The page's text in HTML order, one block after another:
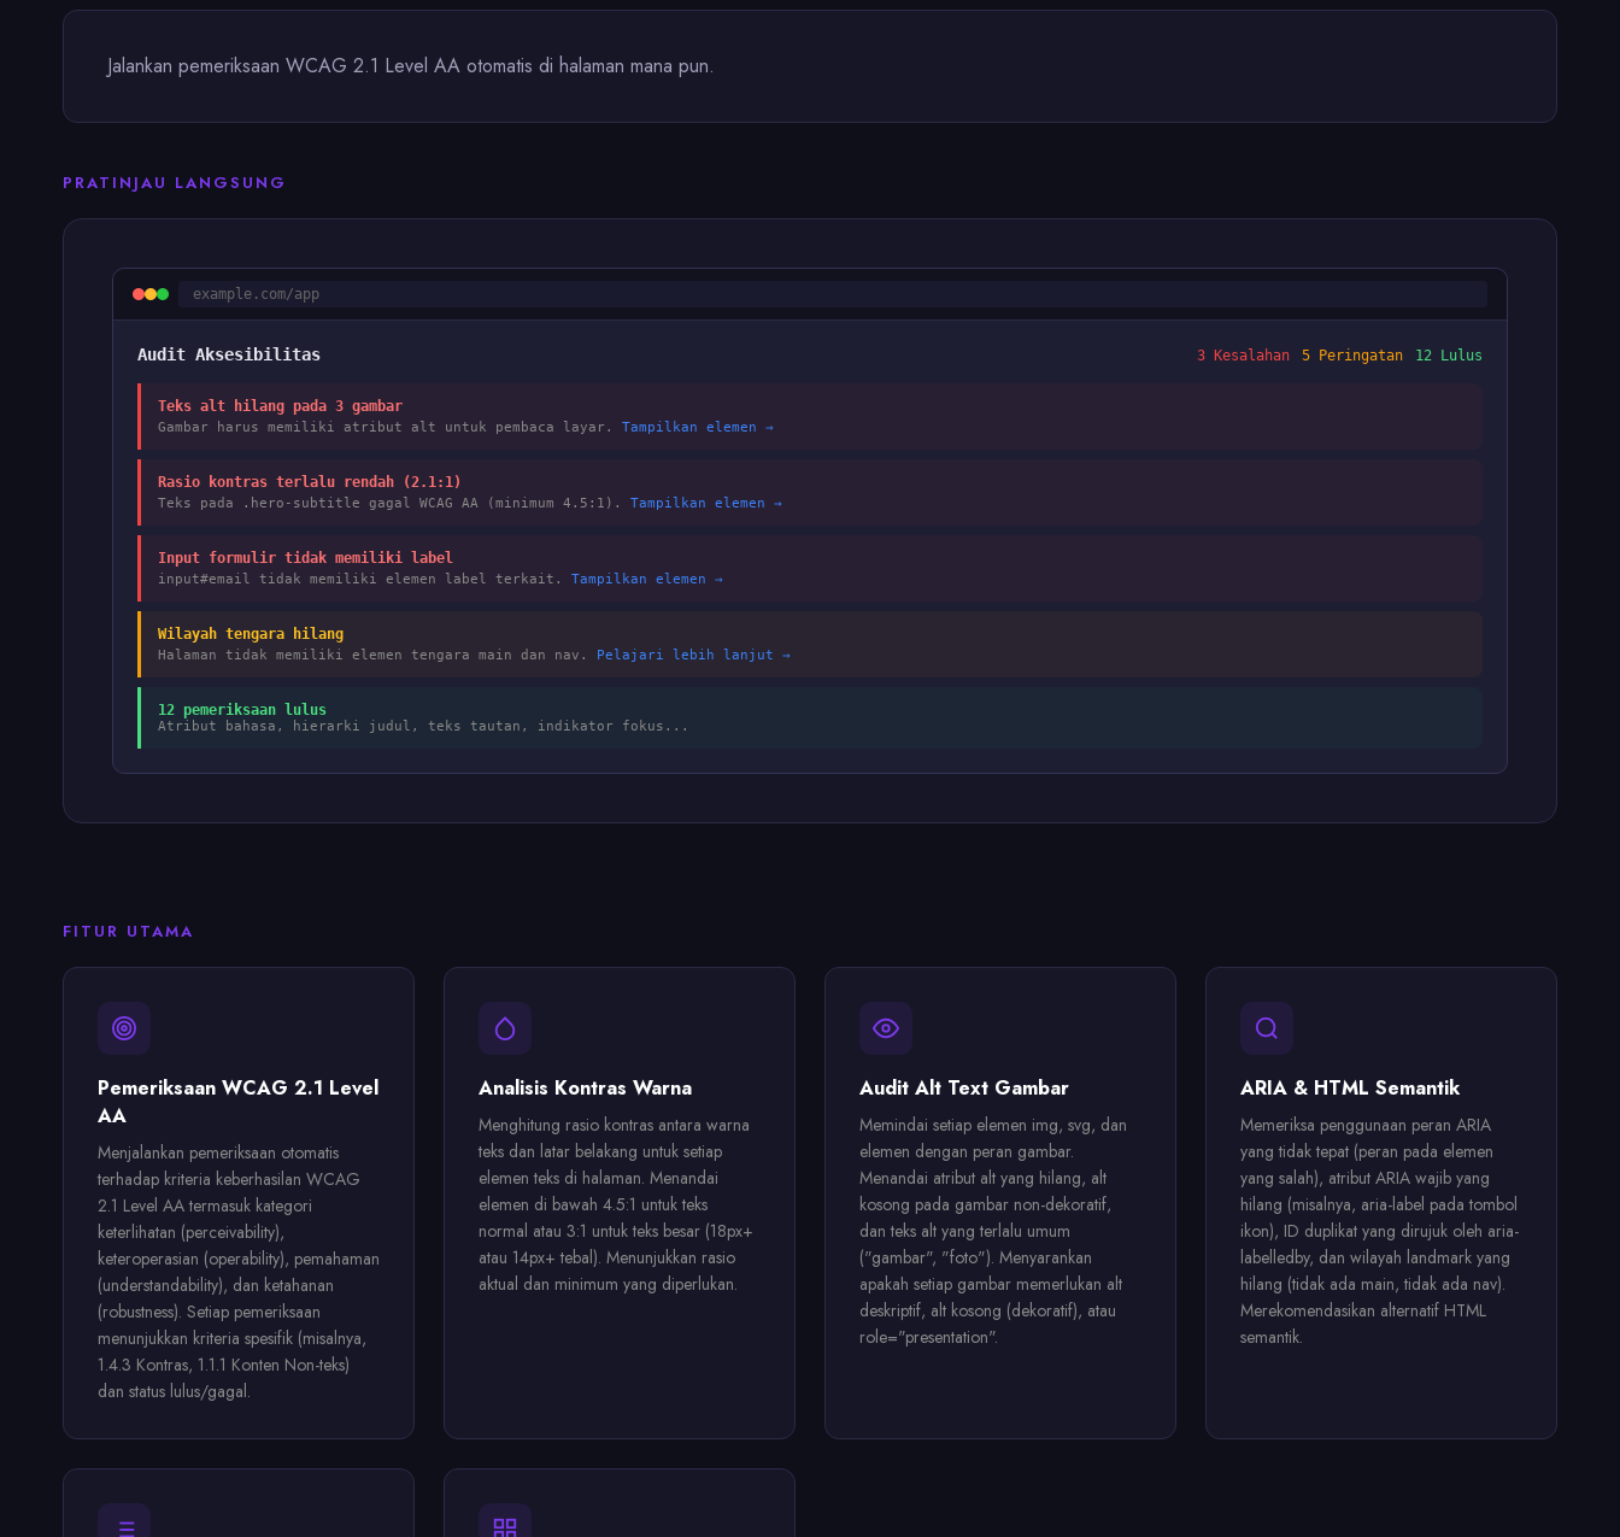
Jalankan pemeriksaan WCAG 2.1 Level AA otomatis di halaman mana pun.
PRATINJAU LANGSUNG
example.com/app
Audit Aksesibilitas 3 Kesalahan 5 Peringatan 12 Lulus
Teks alt hilang pada 3 gambar
Gambar harus memiliki atribut alt untuk pembaca layar. Tampilkan elemen →
Rasio kontras terlalu rendah (2.1:1)
Teks pada .hero-subtitle gagal WCAG AA (minimum 4.5:1). Tampilkan elemen →
Input formulir tidak memiliki label
input#email tidak memiliki elemen label terkait. Tampilkan elemen →
Wilayah tengara hilang
Halaman tidak memiliki elemen tengara main dan nav. Pelajari lebih lanjut →
12 pemeriksaan lulus
Atribut bahasa, hierarki judul, teks tautan, indikator fokus...
FITUR UTAMA
Pemeriksaan WCAG 2.1 Level
AA
Menjalankan pemeriksaan otomatis
terhadap kriteria keberhasilan WCAG
2.1 Level AA termasuk kategori
keterlihatan (perceivability),
keteroperasian (operability), pemahaman
(understandability), dan ketahanan
(robustness). Setiap pemeriksaan
menunjukkan kriteria spesifik (misalnya,
1.4.3 Kontras, 1.1.1 Konten Non-teks)
dan status lulus/gagal.
Analisis Kontras Warna
Menghitung rasio kontras antara warna
teks dan latar belakang untuk setiap
elemen teks di halaman. Menandai
elemen di bawah 4.5:1 untuk teks
normal atau 3:1 untuk teks besar (18px+
atau 14px+ tebal). Menunjukkan rasio
aktual dan minimum yang diperlukan.
Audit Alt Text Gambar
Memindai setiap elemen img, svg, dan
elemen dengan peran gambar.
Menandai atribut alt yang hilang, alt
kosong pada gambar non-dekoratif,
dan teks alt yang terlalu umum
("gambar", "foto"). Menyarankan
apakah setiap gambar memerlukan alt
deskriptif, alt kosong (dekoratif), atau
role="presentation".
ARIA & HTML Semantik
Memeriksa penggunaan peran ARIA
yang tidak tepat (peran pada elemen
yang salah), atribut ARIA wajib yang
hilang (misalnya, aria-label pada tombol
ikon), ID duplikat yang dirujuk oleh aria-
labelledby, dan wilayah landmark yang
hilang (tidak ada main, tidak ada nav).
Merekomendasikan alternatif HTML
semantik.